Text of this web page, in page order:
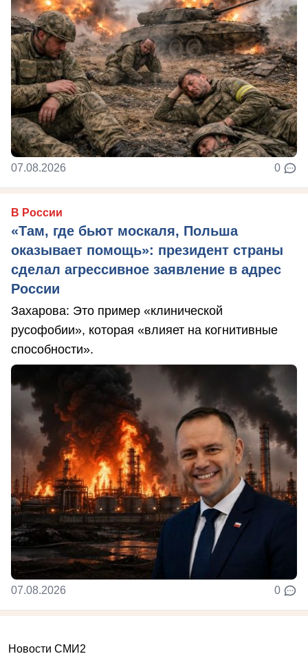
07.08.2026 0
В России
«Там, где бьют москаля, Польша
оказывает помощь»: президент страны
сделал агрессивное заявление в адрес
России
Захарова: Это пример «клинической
русофобии», которая «влияет на когнитивные
способности».
07.08.2026 0
Новости СМИ2